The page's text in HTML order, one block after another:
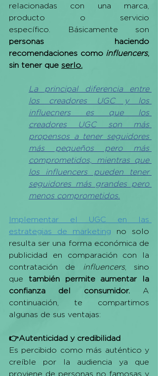
relacionadas con una marca,
producto o servicio
personas haciendo
recomendaciones como influencers,
sin tener que serlo.
La principal diferencia entre
los creadores UGC y los
influecners es que los
creadores UGC son más
propensos a tener seguidores
más pequeños pero más
comprometidos, mientras que
los influencers pueden tener
seguidores más grandes pero
menos comprometidos.
Implementar el UGC en las
estrategias de marketing no solo
resulta ser una forma económica de
publicidad en comparación con la
contratación de
influencers, sino
que también permite aumentar la
confianza del consumidor. A
continuación, te compartimos
algunas de sus ventajas:
👉Autenticidad y credibilidad
Es percibido como más auténtico y
creíble por la audiencia ya que
proviene de personas no famosas y